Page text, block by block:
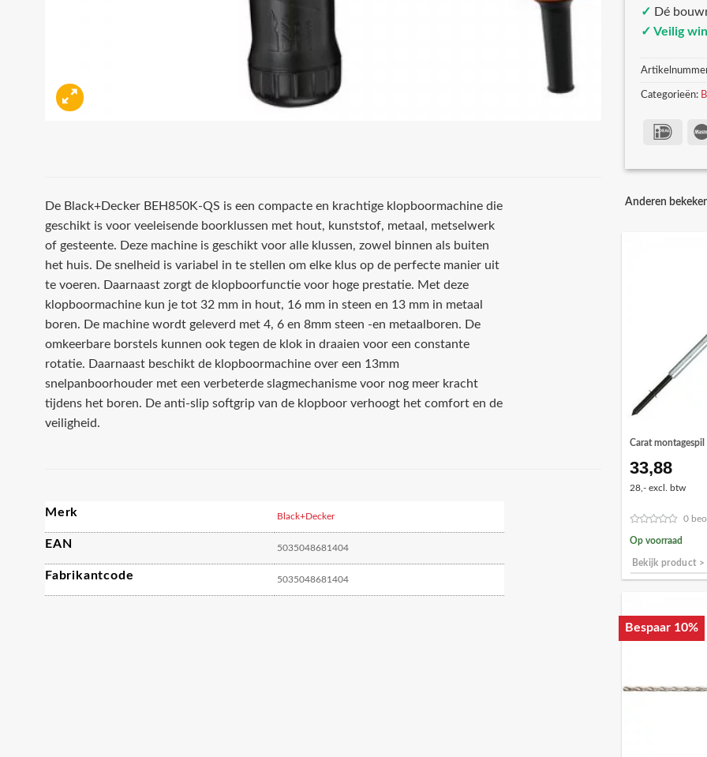
✓ Dé
✓ Veilig
Categorieën:
De Black+Decker BEH850K-QS is een compacte en krachtige klopboormachine die
geschikt is voor veeleisende boorklussen met hout, kunststof, metaal, metselwerk
of gesteente. Deze machine is geschikt voor alle klussen, zowel binnen als buiten
het huis. De snelheid is variabel in te stellen om elke klus op de perfecte manier uit
te voeren. Daarnaast zorgt de klopboorfunctie voor hoge prestatie. Met deze
klopboormachine kun je tot 32 mm in hout, 16 mm in steen en 13 mm in metaal
boren. De machine wordt geleverd met 4, 6 en 8mm steen -en metaalboren. De
omkeerbare borstels kunnen ook tegen de klok in draaien voor een constante
rotatie. Daarnaast beschikt de klopboormachine over een 13mm
snelpanboorhouder met een verbeterde slagmechanisme voor nog meer kracht
tijdens het boren. De anti-slip softgrip van de klopboor verhoogt het comfort en de
veiligheid.
Merk Black+Decker
EAN 5035048681404
Fabrikantcode 5035048681404
Anderen
Carat montagespil
33,88
28,- excl. btw
0
Op voorraad
Bekijk product >
Bespaar 10%